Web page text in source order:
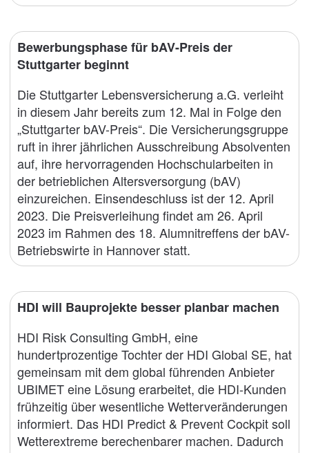
Bewerbungsphase für bAV-Preis der
Stuttgarter beginnt
Die Stuttgarter Lebensversicherung a.G. verleiht
in diesem Jahr bereits zum 12. Mal in Folge den
„Stuttgarter bAV-Preis“. Die Versicherungsgruppe
ruft in ihrer jährlichen Ausschreibung Absolventen
auf, ihre hervorragenden Hochschularbeiten in
der betrieblichen Altersversorgung (bAV)
einzureichen. Einsendeschluss ist der 12. April
2023. Die Preisverleihung findet am 26. April
2023 im Rahmen des 18. Alumnitreffens der bAV-
Betriebswirte in Hannover statt.
HDI will Bauprojekte besser planbar machen
HDI Risk Consulting GmbH, eine
hundertprozentige Tochter der HDI Global SE, hat
gemeinsam mit dem global führenden Anbieter
UBIMET eine Lösung erarbeitet, die HDI-Kunden
frühzeitig über wesentliche Wetterveränderungen
informiert. Das HDI Predict & Prevent Cockpit soll
Wetterextreme berechenbarer machen. Dadurch